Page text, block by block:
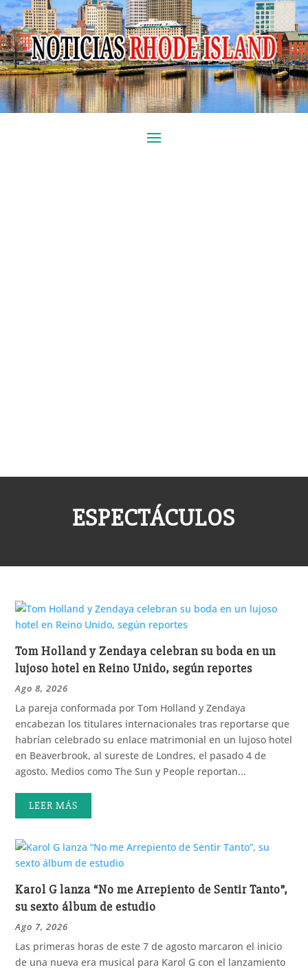
ESPECTÁCULOS
Tom Holland y Zendaya celebran su boda en un
lujoso hotel en Reino Unido, según reportes
Ago 8, 2026
La pareja conformada por Tom Holland y Zendaya
encabezan los titulares internacionales tras reportarse que
habrían celebrado su enlace matrimonial en un lujoso hotel
en Beaverbrook, al sureste de Londres, el pasado 4 de
agosto. Medios como The Sun y People reportan...
LEER MÁS
Karol G lanza “No me Arrepiento de Sentir Tanto”,
su sexto álbum de estudio
Ago 7, 2026
Las primeras horas de este 7 de agosto marcaron el inicio
de una nueva era musical para Karol G con el lanzamiento